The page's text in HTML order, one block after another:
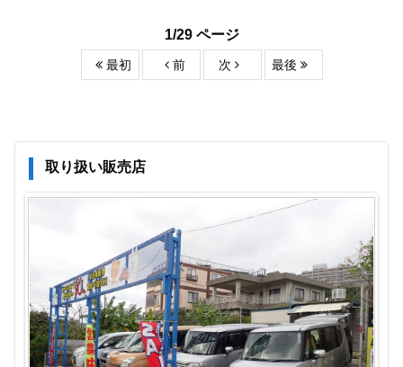
1/29 ページ
最初 前 次 最後
取り扱い販売店